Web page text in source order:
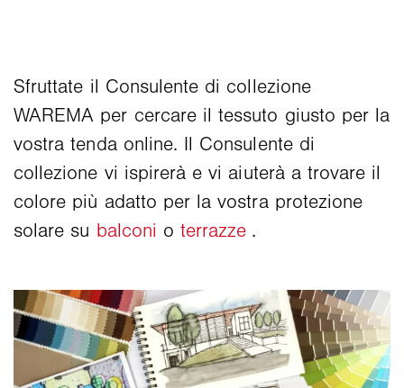
Sfruttate il Consulente di collezione
WAREMA per cercare il tessuto giusto per la
vostra tenda online. Il Consulente di
collezione vi ispirerà e vi aiuterà a trovare il
colore più adatto per la vostra protezione
solare su balconi oterrazze .